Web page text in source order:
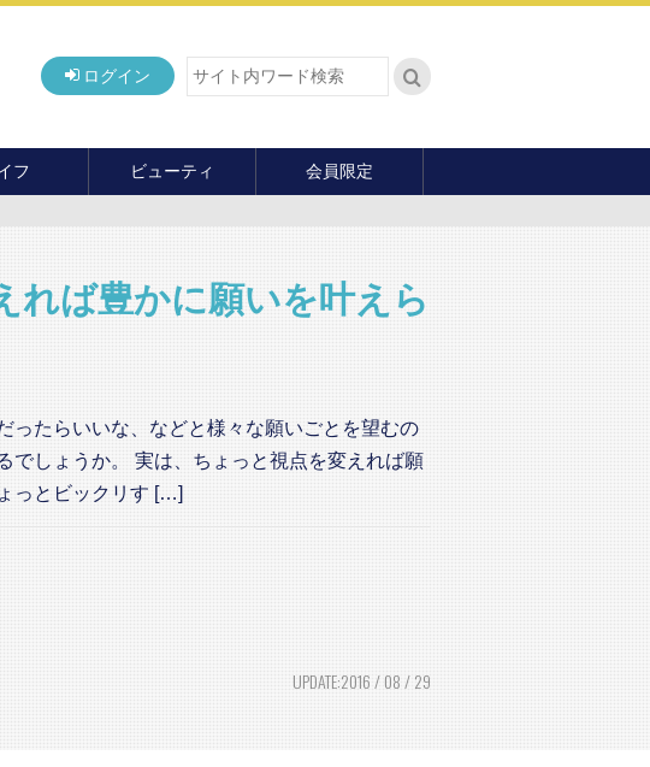
ログイン
フ
癒し
行
ビューティ
ファッション
マナー・教養
会員限定
ば豊かに願いを叶えら
ったらいいな、などと様々な願いごとを望むの
でしょうか。 実は、ちょっと視点を変えれば願
っとビックリす […]
UPDATE:2016 / 08 / 29